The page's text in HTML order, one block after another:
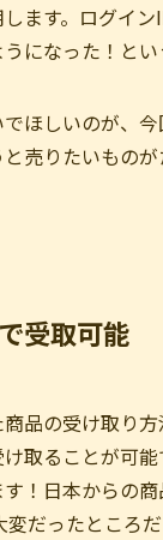
ます。ログイ
になった！とい
ほしいのが、今
売りたいもの
受取可能
品の受け取り
取ることが可
！日本からの
だったところだ